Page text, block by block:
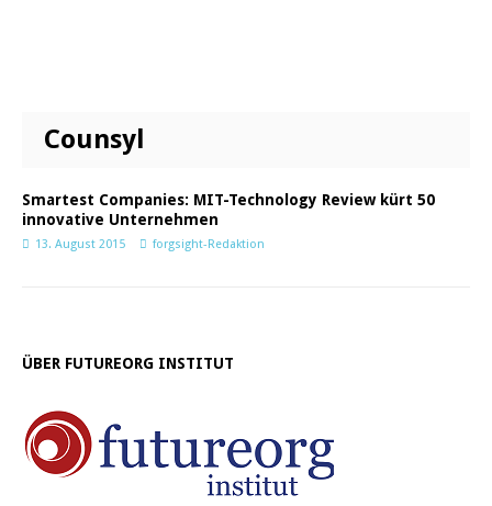
Counsyl
Smartest Companies: MIT-Technology Review kürt 50
innovative Unternehmen
13. August 2015 forgsight-Redaktion
ÜBER FUTUREORG INSTITUT